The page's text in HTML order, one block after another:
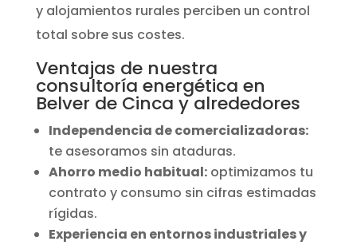
y alojamientos rurales perciben un control
total sobre sus costes.
Ventajas de nuestra
consultoría energética en
Belver de Cinca y alrededores
Independencia de comercializadoras:
te asesoramos sin ataduras.
Ahorro medio habitual:optimizamos tu
contrato y consumo sin cifras estimadas
rígidas.
Experiencia en entornos industriales y